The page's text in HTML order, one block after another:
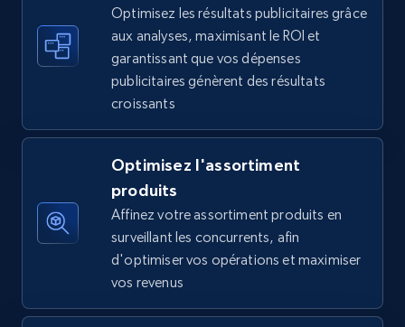
Walmart - products - Find new products by
using specific category URL
URL, Final price, Sku, Currency, Gtin,
Specifications, Image urls, Top reviews, and
875+ Commencer
Walmart - products - Collects products by
Specifications, Image urls, Top reviews, and
Optimisez les résultats publicitaires grâce
aux analyses, maximisant le ROI et
garantissant que vos dépenses
publicitaires génèrent des résultats
croissants
Optimisez l'assortiment
produits
Affinez votre assortiment produits en
surveillant les concurrents, afin
d'optimiser vos opérations et maximiser
vos revenus